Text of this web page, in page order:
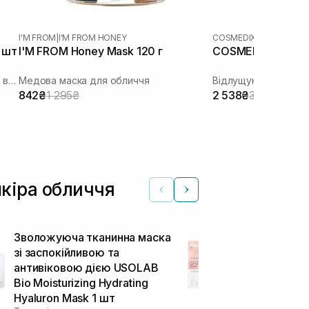
шт
Гідрогелева маска з колагеном та 10 видами гіалуронової кислоти
I'M FROM I'M FROM HONEY
I'M FROM Honey Mask 120 г
Медова маска для обличчя
842₴1 295₴
COSMEDIX
COSMEDIX Pure
2 538₴3 172₴
обличчя
Зволожуюча тканинна маска
зі заспокійливою та
антивіковою дією USOLAB
Bio Moisturizing Hydrating
Hyaluron Mask 1 шт